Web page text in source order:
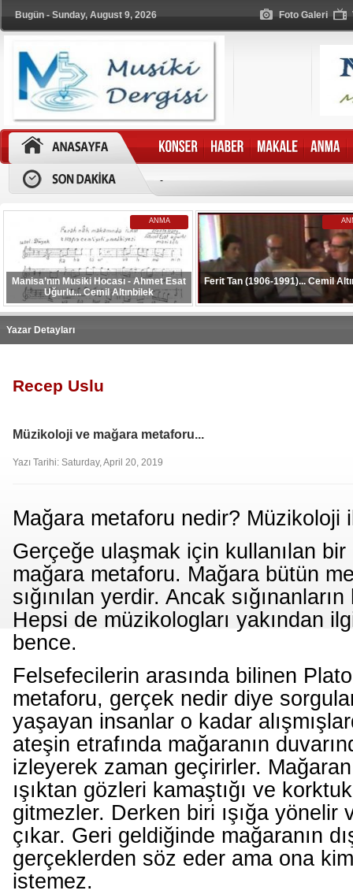
Bugün - Sunday, August 9, 2026 Foto Galeri
-
ANMA
Manisa’nın Musiki Hocası - Ahmet Esat
Uğurlu... Cemil Altınbilek
Ferit Tan (1906-1991)... Cemil
Yazar Detayları
Recep Uslu
Müzikoloji ve mağara metaforu...
Yazı Tarihi: Saturday, April 20, 2019
Mağara metaforu nedir? Müzikoloji
Gerçeğe ulaşmak için kullanılan
mağara metaforu. Mağara bütün
sığınılan yerdir. Ancak
Hepsi de müzikologları yakından
bence.
Felsefecilerin arasında bilinen
metaforu, gerçek nedir diye
yaşayan insanlar o kadar
ateşin etrafında mağaranın
izleyerek zaman geçirirler.
ışıktan gözleri kamaştığı ve
gitmezler. Derken biri ışığa yönelir
çıkar. Geri geldiğinde mağaranın
gerçeklerden söz eder ama ona
istemez.